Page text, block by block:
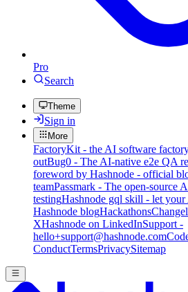
Pro
Search
Theme
Sign in
More
FactoryKit - the AI software
outBug0 - The AI-native e2e QA
foreword by Hashnode - official
teamPassmark - The open-source
testingHashnode gql skill - let
Hashnode blogHackathons
XHashnode on LinkedInSupport -
hello+support@hashnode.com
ConductTermsPrivacySitemap